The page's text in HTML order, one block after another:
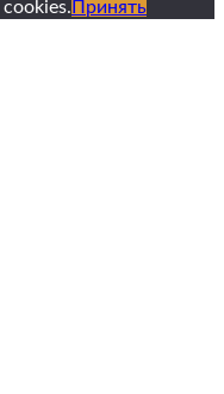
cookies. Принять